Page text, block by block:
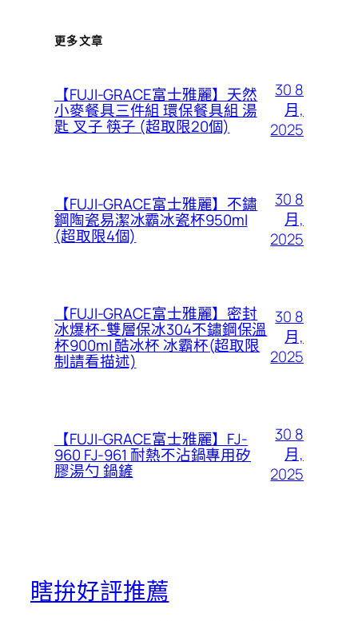
更多文章
【FUJI-GRACE富士雅麗】天然
小麥餐具三件組 環保餐具組 湯
匙 叉子 筷子 (超取限20個)
30 8
月,
2025
【FUJI-GRACE富士雅麗】不鏽
鋼陶瓷易潔冰霸冰瓷杯950ml
(超取限4個)
30 8
月,
2025
【FUJI-GRACE富士雅麗】密封
冰爆杯-雙層保冰304不鏽鋼保溫
杯900ml 酷冰杯 冰霸杯(超取限
制請看描述)
30 8
月,
2025
【FUJI-GRACE富士雅麗】FJ-
960 FJ-961 耐熱不沾鍋專用矽
膠湯勺 鍋鏟
30 8
月,
2025
瞎拚好評推薦